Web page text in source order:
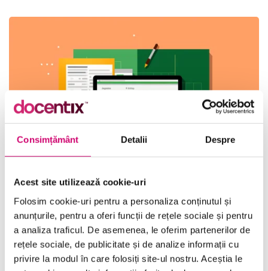
Consimțământ Detalii Despre
Acest site utilizează cookie-uri
Folosim cookie-uri pentru a personaliza conținutul și
anunțurile, pentru a oferi funcții de rețele sociale și pentru
a analiza traficul. De asemenea, le oferim partenerilor de
rețele sociale, de publicitate și de analize informații cu
privire la modul în care folosiți site-ul nostru. Aceștia le
Utilizarea funcțiilor de căutare, referință, matematică și
text în Excel 2010
29 minute Toate Nivelele